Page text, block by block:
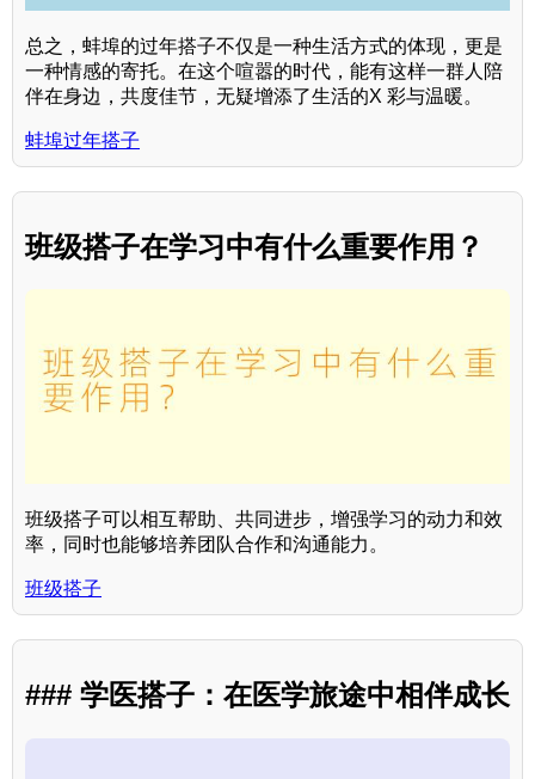
总之，蚌埠的过年搭子不仅是一种生活方式的体现，更是
一种情感的寄托。在这个喧嚣的时代，能有这样一群人陪
伴在身边，共度佳节，无疑增添了生活的X 彩与温暖。
蚌埠过年搭子
班级搭子在学习中有什么重要作用？
班级搭子可以相互帮助、共同进步，增强学习的动力和效
率，同时也能够培养团队合作和沟通能力。
班级搭子
### 学医搭子：在医学旅途中相伴成长